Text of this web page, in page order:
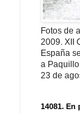
Fotos de
2009. XII
España
a
23 de
14081. En